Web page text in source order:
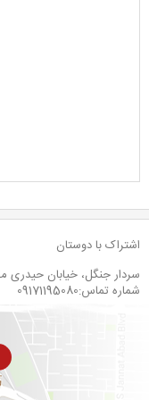
اشتراک با دوستان
شماره تماس:09171195080